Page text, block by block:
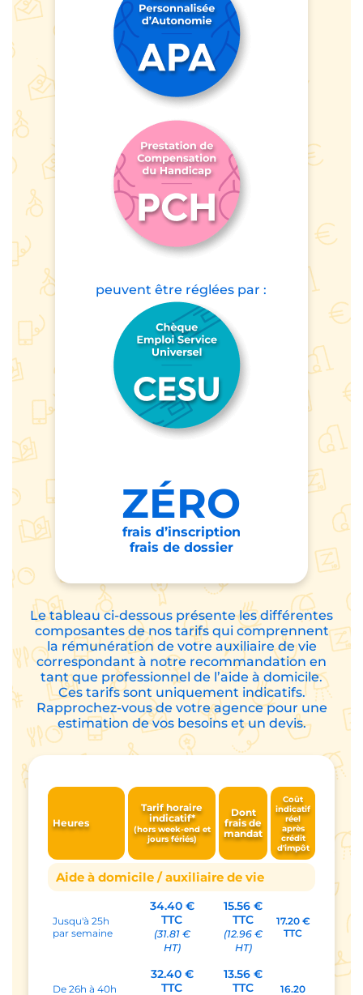
peuvent être réglées par :
ZÉRO
frais d’inscription
frais de dossier
Le tableau ci-dessous présente les différentes
composantes de nos tarifs qui comprennent
la rémunération de votre auxiliaire de vie
correspondant à notre recommandation en
tant que professionnel de l’aide à domicile.
Ces tarifs sont uniquement indicatifs.
Rapprochez-vous de votre agence pour une
estimation de vos besoins et un devis.
Heures
Tarif horaire
indicatif*
(hors week-end et
jours fériés)
Dont
frais de
mandat
Coût
indicatif
réel
après
crédit
d'impôt
Aide à domicile / auxiliaire de vie
Jusqu'à 25h
par semaine
34.40 €
TTC
(31.81 €
HT)
15.56 €
TTC
(12.96 €
HT)
17.20 €
TTC
De 26h à 40h
32.40 €
TTC
13.56 €
TTC
16.20